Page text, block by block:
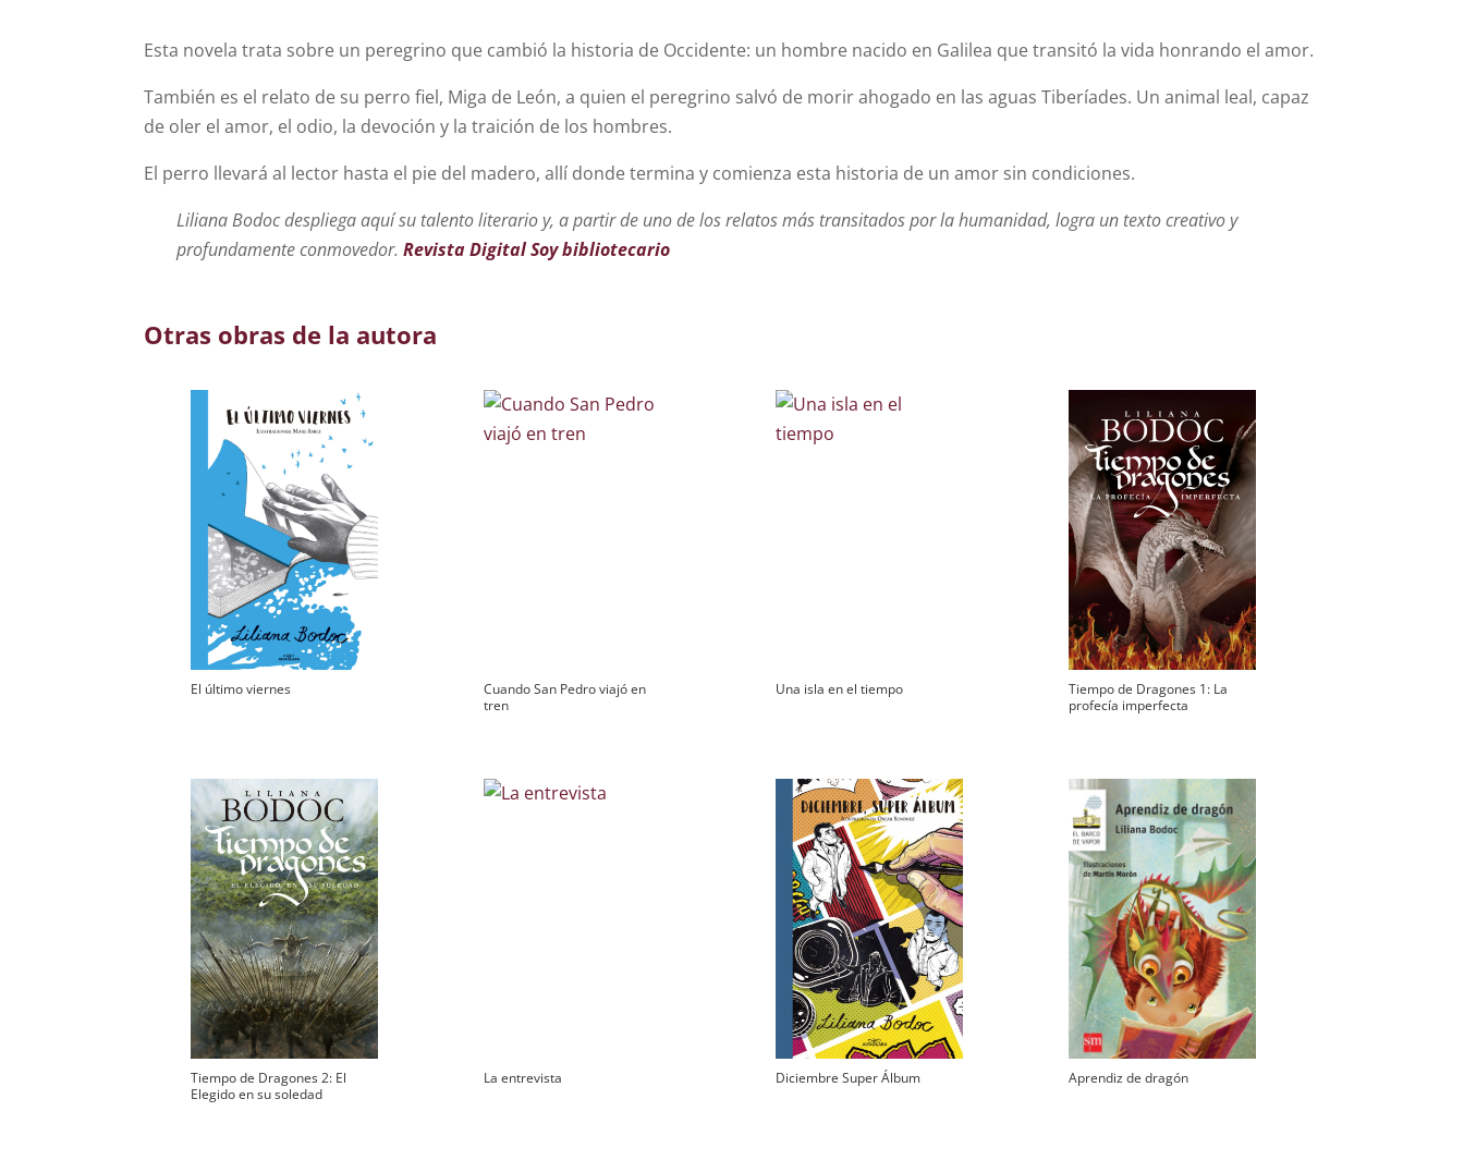
Esta novela trata sobre un peregrino que cambió la historia de Occidente: un hombre nacido en Galilea que transitó la vida honrando el amor.
También es el relato de su perro fiel, Miga de León, a quien el peregrino salvó de morir ahogado en las aguas Tiberíades. Un animal leal, capaz
de oler el amor, el odio, la devoción y la traición de los hombres.
El perro llevará al lector hasta el pie del madero, allí donde termina y comienza esta historia de un amor sin condiciones.
Liliana Bodoc despliega aquí su talento literario y, a partir de uno de los relatos más transitados por la humanidad, logra un texto creativo y
profundamente conmovedor. Revista Digital Soy bibliotecario
Otras obras de la autora
El último viernes
Cuando San Pedro viajó en
tren
Una isla en el tiempo
Tiempo de Dragones 1: La
profecía imperfecta
Tiempo de Dragones 2: El
Elegido en su soledad
La entrevista Diciembre Super Álbum Aprendiz de dragón